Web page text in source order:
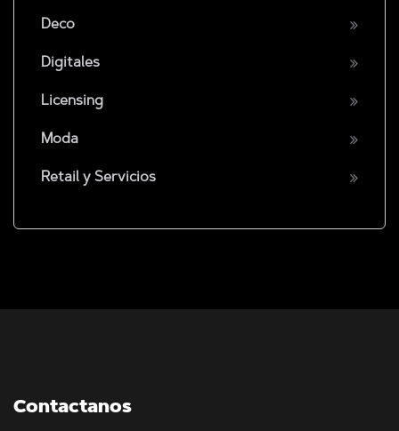
Deco
Digitales
Licensing
Moda
Retail y Servicios
Contactanos